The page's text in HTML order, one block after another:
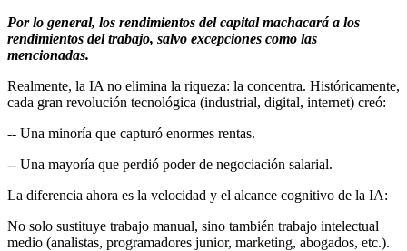
Por lo general, los rendimientos del capital machacará a los
rendimientos del trabajo, salvo excepciones como las
mencionadas.
Realmente, la IA no elimina la riqueza: la concentra. Históricamente,
cada gran revolución tecnológica (industrial, digital, internet) creó:
-- Una minoría que capturó enormes rentas.
-- Una mayoría que perdió poder de negociación salarial.
La diferencia ahora es la velocidad y el alcance cognitivo de la IA:
No solo sustituye trabajo manual, sino también trabajo intelectual
medio (analistas, programadores junior, marketing, abogados, etc.).